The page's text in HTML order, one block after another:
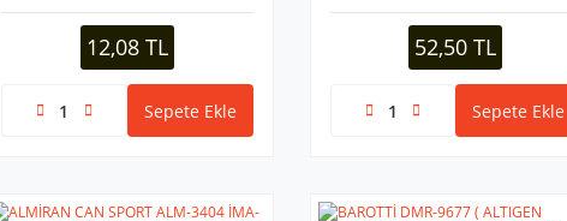
PLASTİK*24X50
12,08 TL
Sepete Ekle
İPLİ & HAYVAN--EMOJİ KARTLI
52,50 TL
Sepete Ekle